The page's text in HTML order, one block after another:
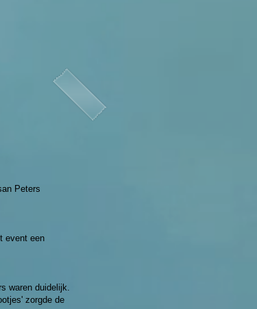
Peters
event een
waren duidelijk.
zorgde de